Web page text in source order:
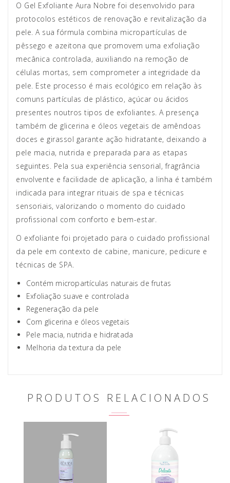
O Gel Exfoliante Aura Nobre foi desenvolvido para
protocolos estéticos de renovação e revitalização da
pele. A sua fórmula combina micropartículas de
pêssego e azeitona que promovem uma exfoliação
mecânica controlada, auxiliando na remoção de
células mortas, sem comprometer a integridade da
pele. Este processo é mais ecológico em relação às
comuns partículas de plástico, açúcar ou ácidos
presentes noutros tipos de exfoliantes. A presença
também de glicerina e óleos vegetais de amêndoas
doces e girassol garante ação hidratante, deixando a
pele macia, nutrida e preparada para as etapas
seguintes. Pela sua experiência sensorial, fragrância
envolvente e facilidade de aplicação, a linha é também
indicada para integrar rituais de spa e técnicas
sensoriais, valorizando o momento do cuidado
profissional com conforto e bem-estar.
O exfoliante foi projetado para o cuidado profissional
da pele em contexto de cabine, manicure, pedicure e
técnicas de SPA.
Contém micropartículas naturais de frutas
Exfoliação suave e controlada
Regeneração da pele
Com glicerina e óleos vegetais
Pele macia, nutrida e hidratada
Melhoria da textura da pele
PRODUTOS RELACIONADOS